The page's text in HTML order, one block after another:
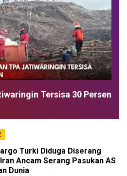
Tersisa 30 Persen
Turki Diduga Diserang
Ancam Serang Pasukan AS
Dunia